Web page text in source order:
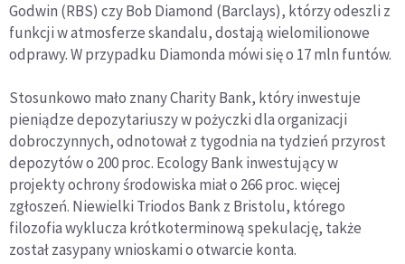
Godwin (RBS) czy Bob Diamond (Barclays), którzy odeszli z
funkcji w atmosferze skandalu, dostają wielomilionowe
odprawy. W przypadku Diamonda mówi się o 17 mln funtów.
Stosunkowo mało znany Charity Bank, który inwestuje
pieniądze depozytariuszy w pożyczki dla organizacji
dobroczynnych, odnotował z tygodnia na tydzień przyrost
depozytów o 200 proc. Ecology Bank inwestujący w
projekty ochrony środowiska miał o 266 proc. więcej
zgłoszeń. Niewielki Triodos Bank z Bristolu, którego
filozofia wyklucza krótkoterminową spekulację, także
został zasypany wnioskami o otwarcie konta.